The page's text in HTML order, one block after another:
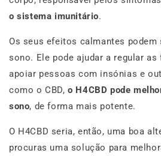
o sistema imunitário.
Os seus efeitos calmantes podem
sono. Ele pode ajudar a regular
apoiar pessoas com insónias e
como o CBD, o H4CBD pode
sono, de forma mais potente.
O H4CBD seria, então, uma boa
procuras uma solução para